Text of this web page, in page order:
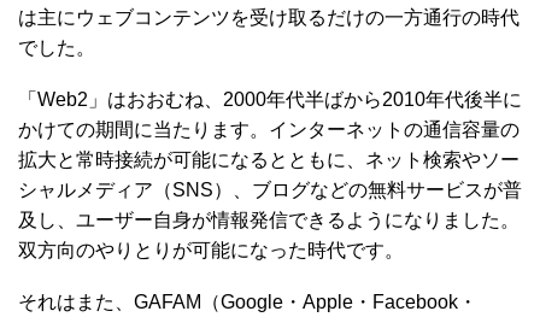
は主にウェブコンテンツを受け取るだけの一方通行の時代
でした。
「Web2」はおおむね、2000年代半ばから2010年代後半に
かけての期間に当たります。インターネットの通信容量の
拡大と常時接続が可能になるとともに、ネット検索やソー
シャルメディア（SNS）、ブログなどの無料サービスが普
及し、ユーザー自身が情報発信できるようになりました。
双方向のやりとりが可能になった時代です。
それはまた、GAFAM（Google・Apple・Facebook・